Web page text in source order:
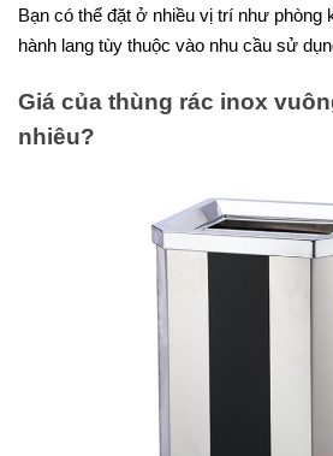
Bạn có thể đặt ở nhiều vị trí như phòng
hành lang tùy thuộc vào nhu cầu sử
Giá của thùng rác inox
nhiêu?